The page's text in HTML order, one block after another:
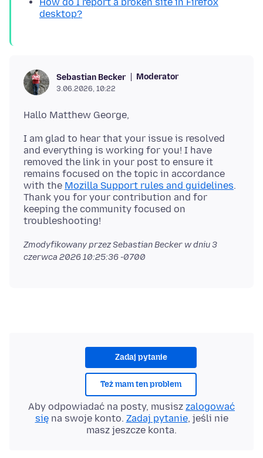
desktop?
Sebastian Becker Moderator
3.06.2026, 10:22
I am glad to hear that your issue is resolved
and everything is working for you! I have
removed the link in your post to ensure it
remains focused on the topic in accordance
with the Mozilla Support rules and guidelines.
Thank you for your contribution and for
keeping the community focused on
Zmodyfikowany przez Sebastian Becker w dniu3
czerwca 2026 10:25:36 -0700
Zadaj pytanie
Też mam ten problem
Aby odpowiadać na posty, musisz zalogować
sięna swoje konto. Zadaj pytanie, jeśli nie
masz jeszcze konta.